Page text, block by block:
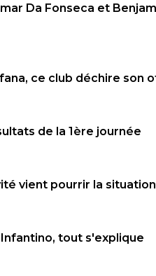
Da Fonseca et
ce club déchire son
de la 1ère journée
vient pourrir la situation
tout s'explique